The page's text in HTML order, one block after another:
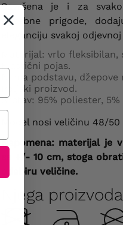
Savršena je i za
posebne prigode,
eleganciju svakoj
Materijal: vrlo fleksibilan,
Elastični pojas.
Nema podstavu, džepove
Poljski proizvod.
Sastav: 95% poliester, 5%
Model nosi veličinu 48/
Napomena: materijal je
se +/- 10 cm, stoga
odabiru veličine.
Njega proizvoda